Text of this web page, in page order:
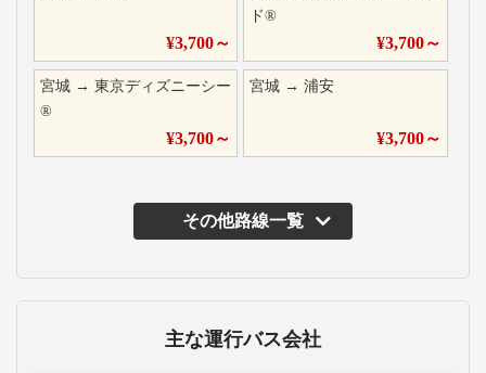
¥3,700～
ド®
¥3,700～
宮城 → 東京ディズニーシー
®
¥3,700～
宮城 →浦安
¥3,700～
その他路線一覧
主な運行バス会社